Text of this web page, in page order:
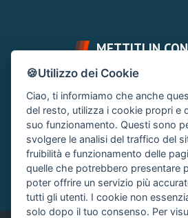
METTITI IN
FAI UNA DOMANDA
Chiedi un Consiglio
CONTATTA
Clicca quì
🍪Utilizzo dei Cookie
Ciao, ti informiamo che anche
del resto, utilizza i cookie propri e
suo funzionamento. Questi sono
svolgere le analisi del traffico del
fruibilità e funzionamento delle
quelle che potrebbero presentare
poter offrire un servizio più
tutti gli utenti. I cookie non
solo dopo il tuo consenso. Per